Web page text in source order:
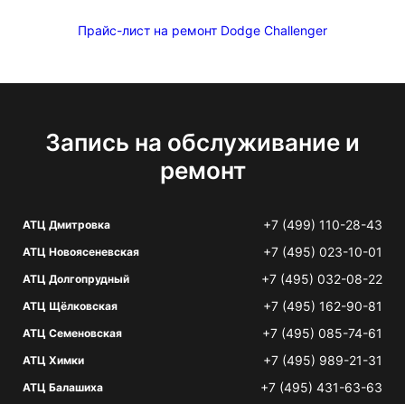
Прайс-лист на ремонт Dodge Challenger
Запись на обслуживание и
ремонт
АТЦ Дмитровка +7 (499) 110-28-43
АТЦ Новоясеневская +7 (495) 023-10-01
АТЦ Долгопрудный +7 (495) 032-08-22
АТЦ Щёлковская +7 (495) 162-90-81
АТЦ Семеновская +7 (495) 085-74-61
АТЦ Химки +7 (495) 989-21-31
АТЦ Балашиха +7 (495) 431-63-63